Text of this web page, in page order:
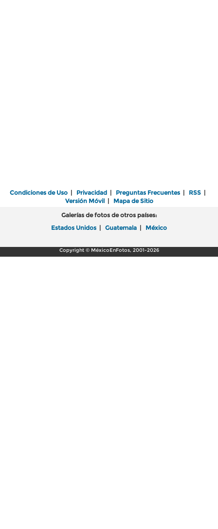
Condiciones de Uso | Privacidad | Preguntas Frecuentes | RSS |
Versión Móvil| Mapa de Sitio
Galerías de fotos de otros países:
Estados Unidos | Guatemala | México
Copyright © MéxicoEnFotos, 2001-2026